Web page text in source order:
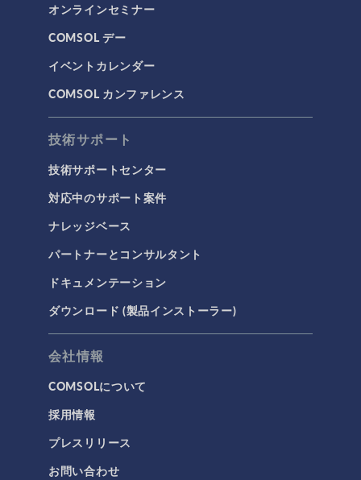
オンラインセミナー
COMSOL デー
イベントカレンダー
COMSOL カンファレンス
技術サポート
技術サポートセンター
対応中のサポート案件
ナレッジベース
パートナーとコンサルタント
ドキュメンテーション
ダウンロード (製品インストーラー)
会社情報
COMSOLについて
採用情報
プレスリリース
お問い合わせ